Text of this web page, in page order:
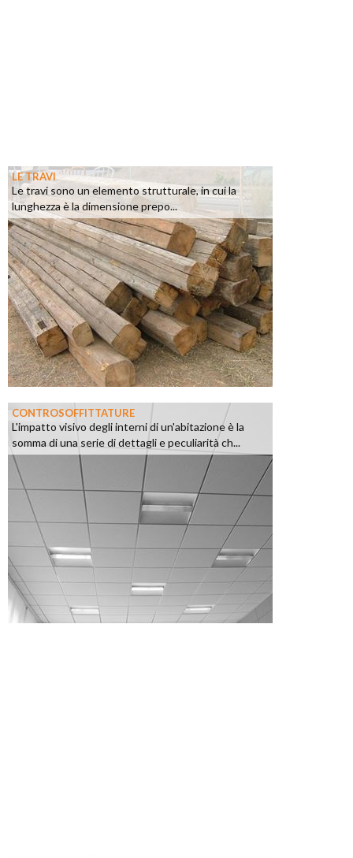
LE TRAVI
Le travi sono un elemento strutturale, in cui la
lunghezza è la dimensione prepo...
CONTROSOFFITTATURE
L'impatto visivo degli interni di un'abitazione è la
somma di una serie di dettagli e peculiarità ch...